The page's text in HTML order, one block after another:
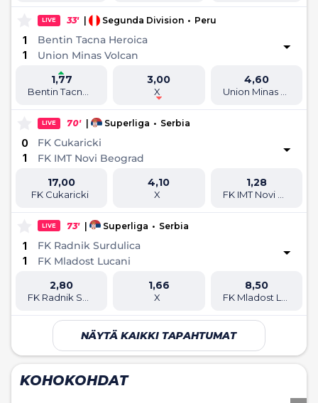
LIVE 33' Segunda Division • Peru
1
1
Bentin Tacna Heroica
Union Minas Volcan
1,77
X
3,00 4,60
LIVE 70' Superliga • Serbia
0
1
FK Cukaricki
FK IMT Novi Beograd
FK Cukaricki
17,00
X
4,10 1,28
LIVE 73' Superliga • Serbia
1
1
FK Radnik Surdulica
FK Mladost Lucani
2,80
X
1,66 8,50
NÄYTÄ KAIKKI TAPAHTUMAT
KOHOKOHDAT